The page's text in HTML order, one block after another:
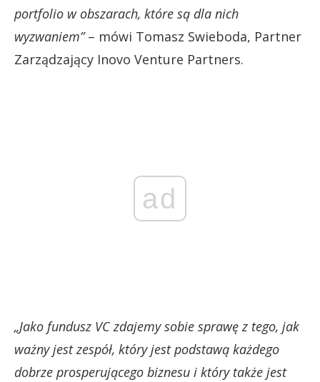
portfolio w obszarach, które są dla nich
wyzwaniem”– mówi Tomasz Swieboda, Partner
Zarządzający Inovo Venture Partners.
ad
„Jako fundusz VC zdajemy sobie sprawę z tego, jak
ważny jest zespół, który jest podstawą każdego
dobrze prosperującego biznesu i który także jest